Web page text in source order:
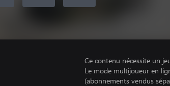
Ce contenu nécessite un
Le mode multijoueur en
(abonnements vendus